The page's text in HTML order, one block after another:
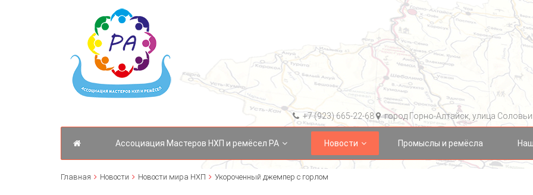
+7 (923) 665-22-68 город Горно-Алтайск, улица
Ассоциация Мастеров НХП и ремёсел РА Новости Промыслы и ремёсла
Главная Новости Новости мира НХП Укороченный джемпер с горлом